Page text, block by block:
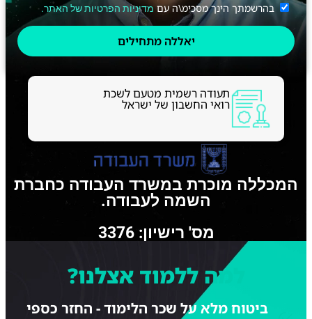
בהרשמתך הינך מסכימ\ה עםמדיניות הפרטיות של האתר.
יאללה מתחילים
תעודה רשמית מטעם לשכת
רואי החשבון של ישראל
המכללה מוכרת במשרד העבודה כחברת
השמה לעבודה.
מס' רישיון: 3376
למה ללמוד אצלנו?
ביטוח מלא על שכר הלימוד - החזר כספי